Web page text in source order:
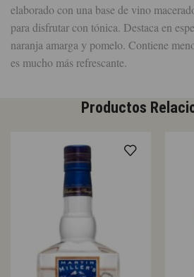
elaborado con una base de vino
para disfrutar con tónica. Destaca en
naranja amarga y pomelo. Contiene
es mucho más refrescante.
Productos